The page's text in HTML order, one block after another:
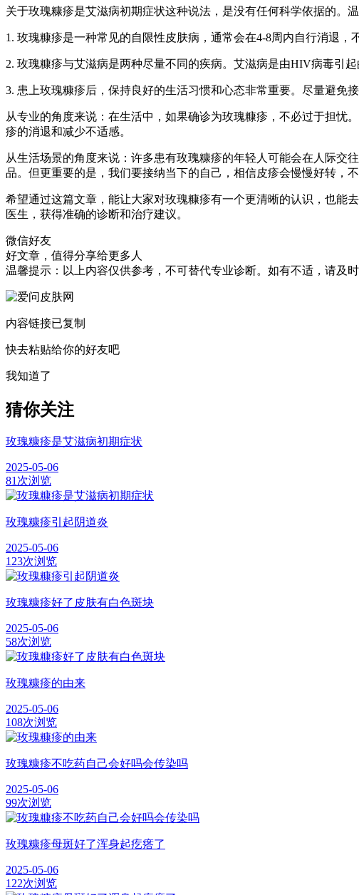
关于玫瑰糠疹是艾滋病初期症状这种说法，是没有任何科学依据的。
1. 玫瑰糠疹是一种常见的自限性皮肤病，通常会在4-8周内自行消退
2. 玫瑰糠疹与艾滋病是两种尽量不同的疾病。艾滋病是由HIV病毒引
3. 患上玫瑰糠疹后，保持良好的生活习惯和心态非常重要。尽量避免
从专业的角度来说：在生活中，如果确诊为玫瑰糠疹，不必过于担忧
疹的消退和减少不适感。
从生活场景的角度来说：许多患有玫瑰糠疹的年轻人可能会在人际交
品。但更重要的是，我们要接纳当下的自己，相信皮疹会慢慢好转，
希望通过这篇文章，能让大家对玫瑰糠疹有一个更清晰的认识，也能
医生，获得准确的诊断和治疗建议。
微信好友
好文章，值得分享给更多人
温馨提示：以上内容仅供参考，不可替代专业诊断。如有不适，请及时
内容链接已复制
快去粘贴给你的好友吧
我知道了
猜你关注
玫瑰糠疹是艾滋病初期症状
2025-05-06
81次浏览
玫瑰糠疹引起阴道炎
2025-05-06
123次浏览
玫瑰糠疹好了皮肤有白色斑块
2025-05-06
58次浏览
玫瑰糠疹的由来
2025-05-06
108次浏览
玫瑰糠疹不吃药自己会好吗会传染吗
2025-05-06
99次浏览
玫瑰糠疹母斑好了浑身起疙瘩了
2025-05-06
122次浏览